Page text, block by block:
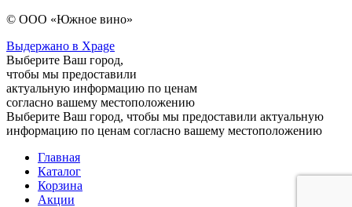
© ООО «Южное вино»
Выдержано в Xpage
Выберите Ваш город,
чтобы мы предоставили
актуальную информацию по ценам
согласно вашему местоположению
Выберите Ваш город, чтобы мы предоставили актуальную
информацию по ценам согласно вашему местоположению
Главная
Каталог
Корзина
Акции